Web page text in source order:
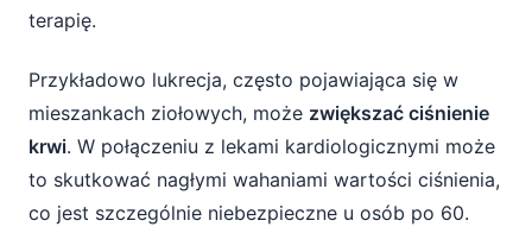
terapię.
Przykładowo lukrecja, często pojawiająca się w
mieszankach ziołowych, może zwiększać ciśnienie
krwi. W połączeniu z lekami kardiologicznymi może
to skutkować nagłymi wahaniami wartości ciśnienia,
co jest szczególnie niebezpieczne u osób po 60.